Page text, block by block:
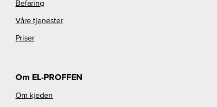
Befaring
Våre tjenester
Priser
Om EL-PROFFEN
Om kjeden